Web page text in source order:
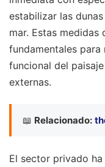
estabilizar las
mar. Estas medidas
fundamentales
funcional del
externas.
📖 Relacionado:
El sector privado